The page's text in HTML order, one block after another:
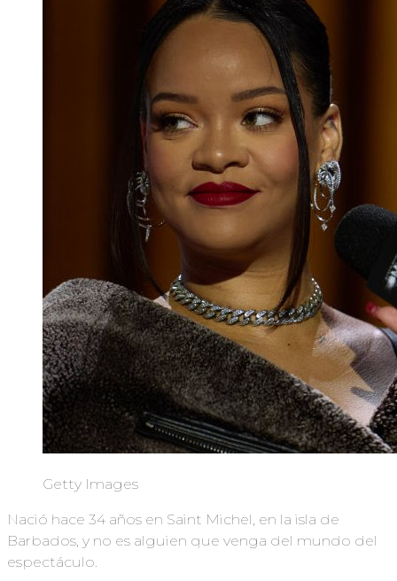
Getty Images
Nació hace 34 años en Saint Michel, en la isla de
Barbados, y no es alguien que venga del mundo del
espectáculo.